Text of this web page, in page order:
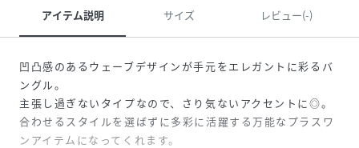
アイテム説明 サイズ レビュー(-)
凹凸感のあるウェーブデザインが手元をエレガントに彩るバ
ングル。
主張し過ぎないタイプなので、さり気ないアクセントに◎。
合わせるスタイルを選ばずに多彩に活躍する万能なプラスワ
ンアイテムになってくれます。